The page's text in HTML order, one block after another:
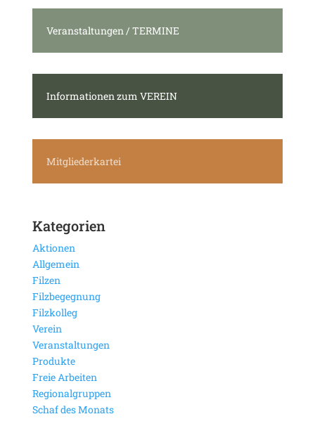
Veranstaltungen / TERMINE
Informationen zum VEREIN
Mitgliederkartei
Kategorien
Aktionen
Allgemein
Filzen
Filzbegegnung
Filzkolleg
Verein
Veranstaltungen
Produkte
Freie Arbeiten
Regionalgruppen
Schaf des Monats